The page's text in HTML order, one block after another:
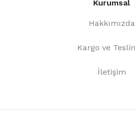
Kurumsal
Hakkımızda
Kargo ve
İletişim